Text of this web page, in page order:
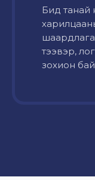
Бид танай
тээвэр,
зохион